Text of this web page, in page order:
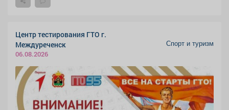
Центр тестирования ГТО г.
Междуреченск
06.08.2026
Спорт и туризм